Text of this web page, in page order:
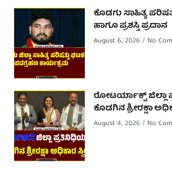
ಕೊಡಗು ಸಾಹಿತ್ಯ
ಹಾಗೂ ಪ್ರಶಸ್ತಿ ಪ್ರದಾನ
August 6, 2026 No
ರೋಟರ್ಯಾಕ್ಟ್ ಜಿಲ್ಲಾ
ಕೊಡಗಿನ ಶ್ರೀರಕ್ಷಾ
August 4, 2026 No